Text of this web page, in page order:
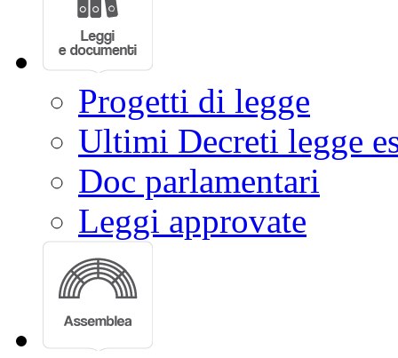
Progetti di legge
Ultimi Decreti legge
Doc parlamentari
Leggi approvate